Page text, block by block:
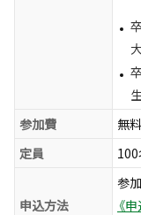
参加費
無料
定員
100
申込方法
参
《